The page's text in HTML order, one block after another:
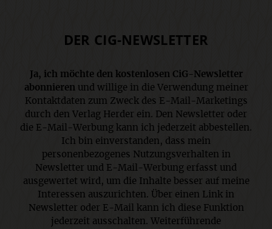
DER CIG-NEWSLETTER
Ja, ich möchte den kostenlosen CiG-Newsletter
abonnieren und willige in die Verwendung meiner
Kontaktdaten zum Zweck des E-Mail-Marketings
durch den Verlag Herder ein. Den Newsletter oder
die E-Mail-Werbung kann ich jederzeit abbestellen.
Ich bin einverstanden, dass mein
personenbezogenes Nutzungsverhalten in
Newsletter und E-Mail-Werbung erfasst und
ausgewertet wird, um die Inhalte besser auf meine
Interessen auszurichten. Über einen Link in
Newsletter oder E-Mail kann ich diese Funktion
jederzeit ausschalten. Weiterführende